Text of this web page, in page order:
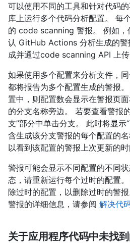
可以使用不同的工具和针对代码
库上运行多个代码分析配置。 每
的 code scanning 警报。 例如
认 GitHub Actions 分析生成的警
成并通过code scanning API 上传
如果使用多个配置来分析文件，
都将报告为多个配置生成的警报
置中，则配置数会显示在警报页
的分支名称旁边。 若要查看警报
支”部分中单击分支。 此时将显示
含生成该分支警报的每个配置的
以看到该配置的警报上次更新的时
警报可能会显示不同配置的不同
态，请重新运行每个过时的配置
除过时的配置，以删除过时的警
警报的详细信息，请参阅 解决代
关于应用程序代码中未找